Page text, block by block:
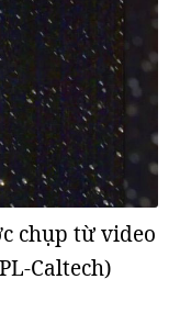
chụp từ video
Caltech)